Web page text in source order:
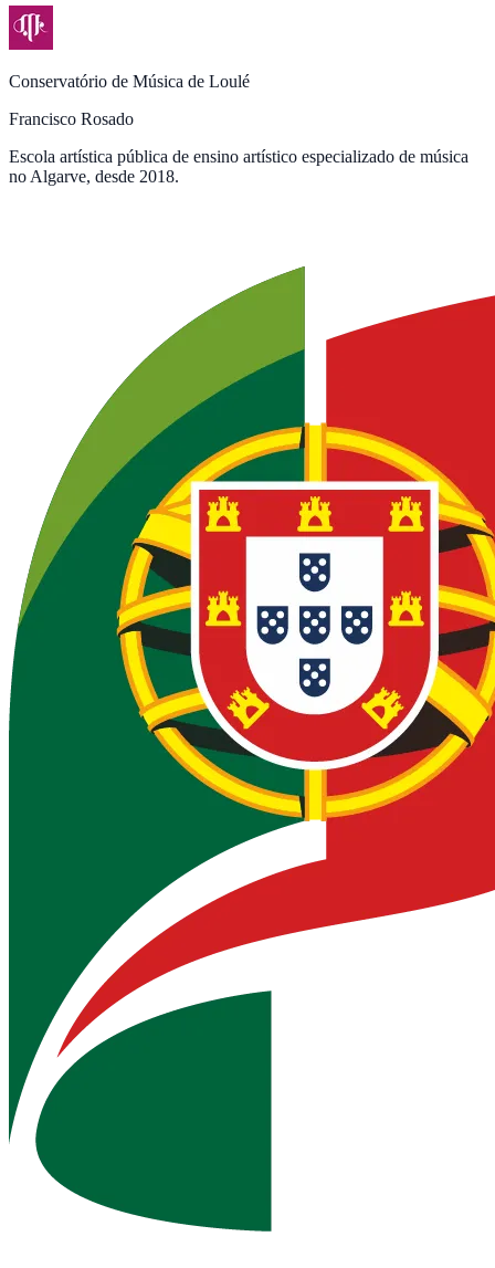
Conservatório de Música de Loulé
Francisco Rosado
Escola artística pública de ensino artístico especializado de música
no Algarve, desde 2018.